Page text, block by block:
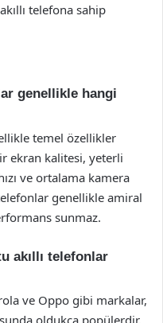
telefona sahip
genellikle hangi
temel özellikler
ekran kalitesi, yeterli
ve ortalama kamera
genellikle amiral
sunmaz.
akıllı telefonlar
ve Oppo gibi markalar,
oldukça popülerdir.